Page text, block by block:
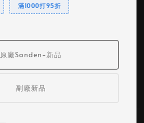
滿1000打95折
原廠Sanden-新品
副廠新品